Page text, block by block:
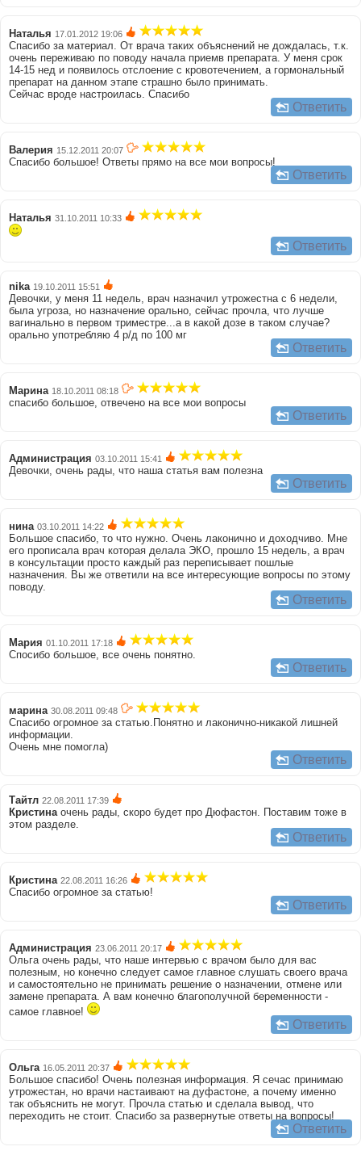
Наталья 17.01.2012 19:06
Спасибо за материал. От врача таких объяснений не дождалась, т.к.
очень переживаю по поводу начала приемв препарата. У меня срок
14-15 нед и появилось отслоение с кровотечением, а гормональный
препарат на данном этапе страшно было принимать.
Сейчас вроде настроилась. Спасибо
Ответить
Валерия 15.12.2011 20:07
Спасибо большое! Ответы прямо на все мои вопросы!
Ответить
Наталья 31.10.2011 10:33
Ответить
nika 19.10.2011 15:51
Девочки, у меня 11 недель, врач назначил утрожестна с 6 недели,
была угроза, но назначение орально, сейчас прочла, что лучше
вагинально в первом триместре...а в какой дозе в таком случае?
орально употребляю 4 р/д по 100 мг
Ответить
Марина 18.10.2011 08:18
спасибо большое, отвечено на все мои вопросы
Ответить
Администрация 03.10.2011 15:41
Девочки, очень рады, что наша статья вам полезна
Ответить
нина 03.10.2011 14:22
Большое спасибо, то что нужно. Очень лаконично и доходчиво. Мне
его прописала врач которая делала ЭКО, прошло 15 недель, а врач
в консультации просто каждый раз переписывает пошлые
назначения. Вы же ответили на все интересующие вопросы по этому
поводу.
Ответить
Мария 01.10.2011 17:18
Спосибо большое, все очень понятно.
Ответить
марина 30.08.2011 09:48
Спасибо огромное за статью.Понятно и лаконично-никакой лишней
информации.
Очень мне помогла)
Ответить
Тайтл 22.08.2011 17:39
Кристинаочень рады, скоро будет про Дюфастон. Поставим тоже в
этом разделе.
Ответить
Кристина 22.08.2011 16:26
Спасибо огромное за статью!
Ответить
Администрация 23.06.2011 20:17
Ольга очень рады, что наше интервью с врачом было для вас
полезным, но конечно следует самое главное слушать своего врача
и самостоятельно не принимать решение о назначении, отмене или
замене препарата. А вам конечно благополучной беременности -
самое главное!
Ответить
Ольга 16.05.2011 20:37
Большое спасибо! Очень полезная информация. Я сечас принимаю
утрожестан, но врачи настаивают на дуфастоне, а почему именно
так объяснить не могут. Прочла статью и сделала вывод, что
переходить не стоит. Спасибо за развернутые ответы на вопросы!
Ответить